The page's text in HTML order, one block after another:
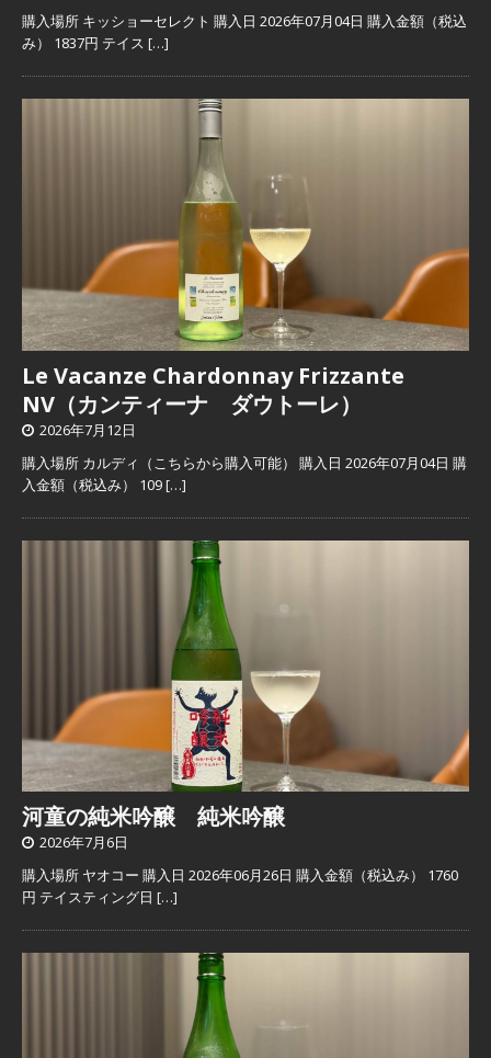
購入場所 キッショーセレクト 購入日 2026年07月04日 購入金額（税込
み） 1837円 テイス […]
Le Vacanze Chardonnay Frizzante
NV（カンティーナ ダウトーレ）
2026年7月12日
購入場所 カルディ（こちらから購入可能） 購入日 2026年07月04日 購
入金額（税込み） 109[…]
河童の純米吟醸 純米吟醸
2026年7月6日
購入場所 ヤオコー 購入日 2026年06月26日 購入金額（税込み） 1760
円 テイスティング日 […]